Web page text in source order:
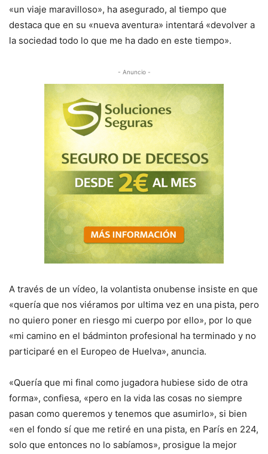
«un viaje maravilloso», ha asegurado, al tiempo que
destaca que en su «nueva aventura» intentará «devolver a
la sociedad todo lo que me ha dado en este tiempo».
- Anuncio -
A través de un vídeo, la volantista onubense insiste en que
«quería que nos viéramos por ultima vez en una pista, pero
no quiero poner en riesgo mi cuerpo por ello», por lo que
«mi camino en el bádminton profesional ha terminado y no
participaré en el Europeo de Huelva», anuncia.
«Quería que mi final como jugadora hubiese sido de otra
forma», confiesa, «pero en la vida las cosas no siempre
pasan como queremos y tenemos que asumirlo», si bien
«en el fondo sí que me retiré en una pista, en París en 224,
solo que entonces no lo sabíamos», prosigue la mejor